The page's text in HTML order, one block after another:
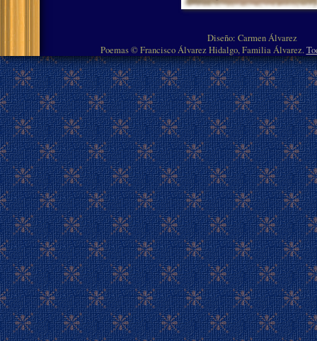
Diseño: Carmen Álvarez
Poemas © Francisco Álvarez Hidalgo, Familia Álvarez.